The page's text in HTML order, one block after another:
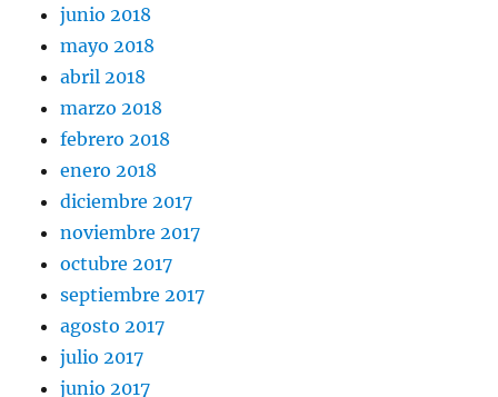
junio 2018
mayo 2018
abril 2018
marzo 2018
febrero 2018
enero 2018
diciembre 2017
noviembre 2017
octubre 2017
septiembre 2017
agosto 2017
julio 2017
junio 2017